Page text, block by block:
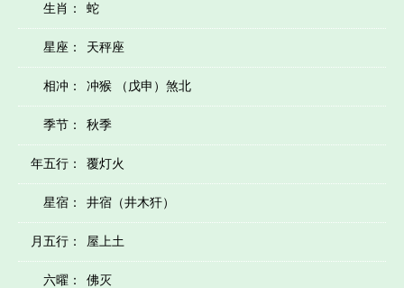
生肖： 蛇
星座： 天秤座
相冲： 冲猴 （戊申）煞北
季节： 秋季
年五行： 覆灯火
星宿： 井宿（井木犴）
月五行： 屋上土
六曜： 佛灭